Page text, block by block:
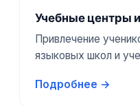
Учебные центры
Привлечение
языковых школ и
Подробнее →